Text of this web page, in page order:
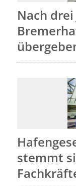
Nach
stemmt